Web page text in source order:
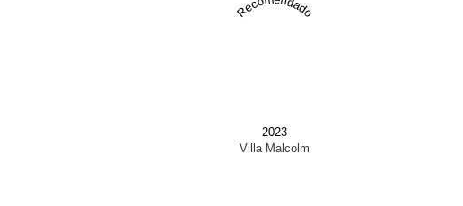
Recomendado
2023
Villa Malcolm